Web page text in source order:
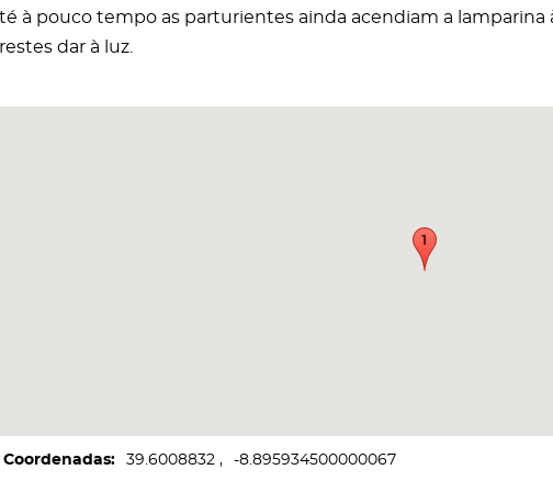
à pouco tempo as parturientes ainda acendiam a lamparina
dar à luz.
Coordenadas 39.6008832 -8.895934500000067